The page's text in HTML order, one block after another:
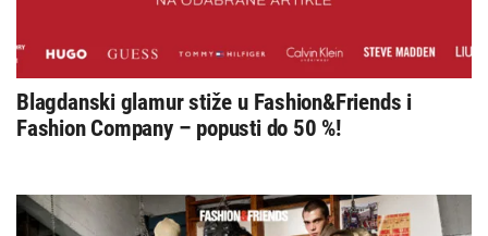
Blagdanski glamur stiže u Fashion&Friends i
Fashion Company – popusti do 50 %!